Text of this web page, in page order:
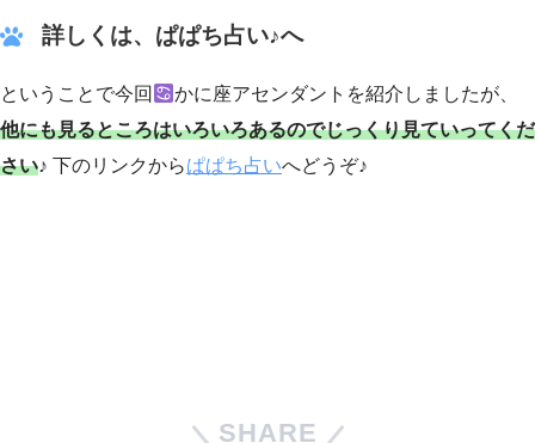
詳しくは、ぱぱち占い♪へ
ということで今回
かに座アセンダントを紹介しましたが、
他にも見るところはいろいろあるのでじっくり見ていってくだ
さい♪ 下のリンクからぱぱち占いへどうぞ♪
SHARE